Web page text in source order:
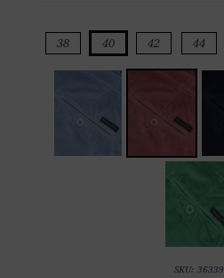
38 40 42 44
SKU: 36339